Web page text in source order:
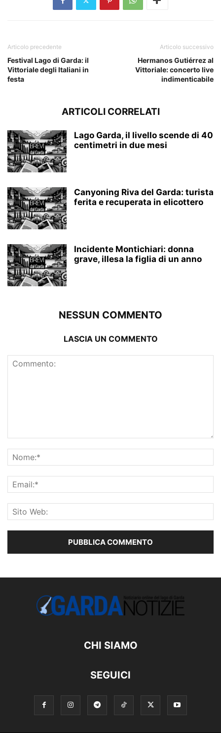
Articolo precedente
Festival Lago di Garda: il
Vittoriale degli Italiani in
festa
Articolo successivo
Hermanos Gutiérrez al
Vittoriale: concerto live
indimenticabile
ARTICOLI CORRELATI
Lago Garda, il livello scende di 40
centimetri in due mesi
Canyoning Riva del Garda: turista
ferita e recuperata in elicottero
Incidente Montichiari: donna
grave, illesa la figlia di un anno
NESSUN COMMENTO
LASCIA UN COMMENTO
CHI SIAMO
SEGUICI